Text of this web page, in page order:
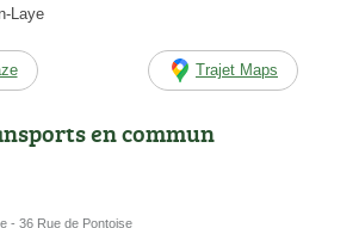
Laye
Trajet Maps
en commun
- 36 Rue de Pontoise